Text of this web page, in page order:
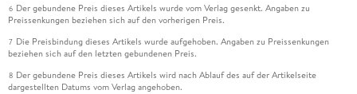
6 Der gebundene Preis dieses Artikels wurde vom Verlag gesenkt. Angaben zu
Preissenkungen beziehen sich auf den vorherigen Preis.
7 Die Preisbindung dieses Artikels wurde aufgehoben. Angaben zu Preissenkungen
beziehen sich auf den letzten gebundenen Preis.
8 Der gebundene Preis dieses Artikels wird nach Ablauf des auf der Artikelseite
dargestellten Datums vom Verlag angehoben.